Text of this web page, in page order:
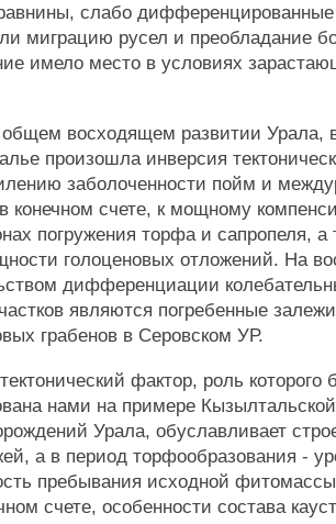
слабо дифференцированные
миграцию русел и преобладание
имело место в условиях
общем восходящем развитии Урала,
произошла инверсия
заболоченности пойм и
конечном счете, к мощному
погружения торфа и сапропеля, а
голоценовых отложений. На
дифференциации
являются погребенные
грабенов в Серовском УР.
фактор, роль которого
нами на примере
Урала, обуславливает
а в период торфообразования -
пребывания исходной
счете, особенности состава